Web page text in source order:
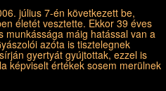
július 7-én következett be,
életét vesztette. Ekkor 39 éves
munkássága máig hatással van a
azóta is tisztelegnek
gyertyát gyújtottak, ezzel is
képviselt értékek sosem merülnek